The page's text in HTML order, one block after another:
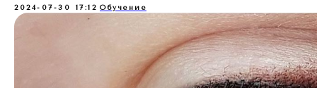
2024-07-30 17:12 Обучение